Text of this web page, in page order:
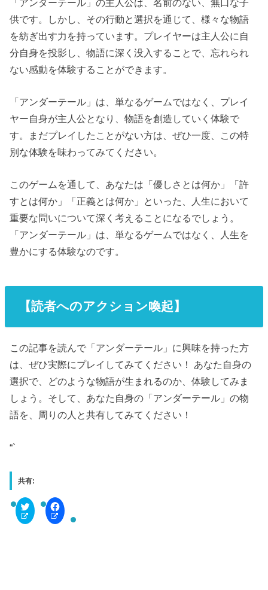
「アンダーテール」の主人公は、名前のない、無口な子
供です。しかし、その行動と選択を通じて、様々な物語
を紡ぎ出す力を持っています。プレイヤーは主人公に自
分自身を投影し、物語に深く没入することで、忘れられ
ない感動を体験することができます。
「アンダーテール」は、単なるゲームではなく、プレイ
ヤー自身が主人公となり、物語を創造していく体験で
す。まだプレイしたことがない方は、ぜひ一度、この特
別な体験を味わってみてください。
このゲームを通して、あなたは「優しさとは何か」「許
すとは何か」「正義とは何か」といった、人生において
重要な問いについて深く考えることになるでしょう。
「アンダーテール」は、単なるゲームではなく、人生を
豊かにする体験なのです。
【読者へのアクション喚起】
この記事を読んで「アンダーテール」に興味を持った方
は、ぜひ実際にプレイしてみてください！ あなた自身の
選択で、どのような物語が生まれるのか、体験してみま
しょう。そして、あなた自身の「アンダーテール」の物
語を、周りの人と共有してみてください！
“`
共有:
C
i
F
a
c